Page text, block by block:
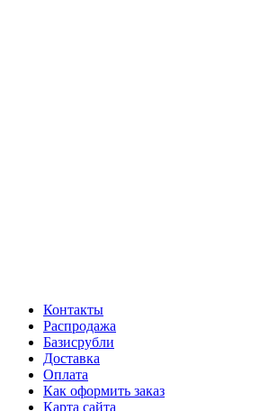
Контакты
Распродажа
Базисрубли
Доставка
Оплата
Как оформить заказ
Карта сайта